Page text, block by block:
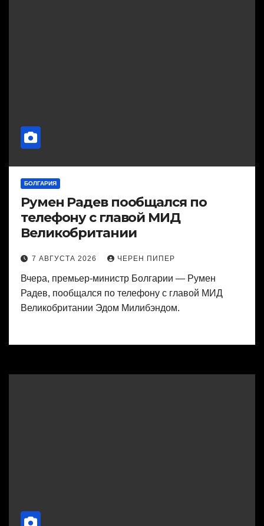
БОЛГАРИЯ
Румен Радев пообщался по
телефону с главой МИД
Великобритании
7 АВГУСТА 2026 ЧЕРЕН ПИПЕР
Вчера, премьер-министр Болгарии — Румен
Радев, пообщался по телефону с главой МИД
Великобритании Эдом Милибэндом.